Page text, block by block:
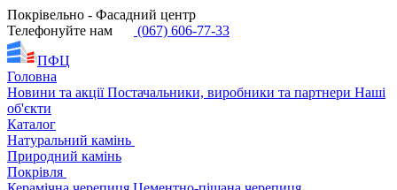
Покрівельно - Фасадний центр
Телефонуйте нам
(067) 606-77-33
ПФЦ
Головна
Новини та акціїПостачальники, виробники та партнери Наші
об'єкти
Каталог
Натуральний камінь
Природний камінь
Покрівля